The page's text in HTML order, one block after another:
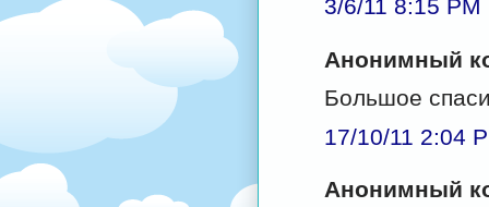
3/6/11 8:15 PM
Анонимный
Большое
17/10/11 2:04
Анонимный